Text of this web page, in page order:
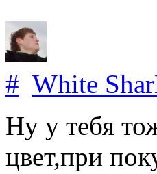
# White
Ну у тебя
цвет,при